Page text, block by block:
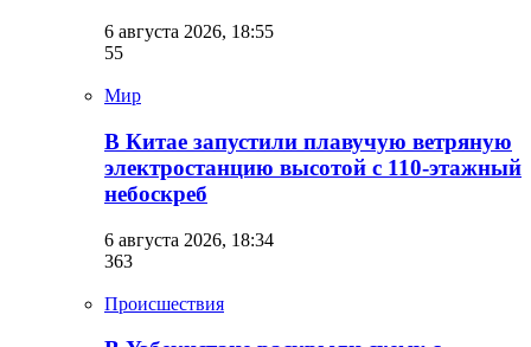
6 августа 2026, 18:55
55
Мир
В Китае запустили плавучую ветряную
электростанцию высотой с 110-этажный
небоскреб
6 августа 2026, 18:34
363
Происшествия